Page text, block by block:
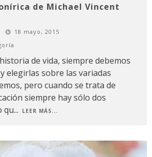
de Michael Vincent
18 mayo, 2015
de vida, siempre debemos
elegirlas sobre las variadas
pero cuando se trata de
siempre hay sólo dos
qu... LEER MÁS...